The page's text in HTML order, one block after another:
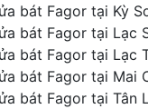
bát Fagor tại Kỳ
bát Fagor tại Lạc
bát Fagor tại Lạc
bát Fagor tại Mai
bát Fagor tại Tân